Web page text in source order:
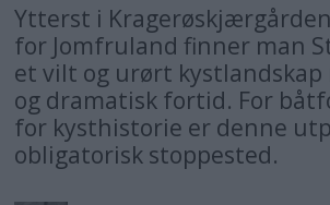
Ytterst i
for Jomfruland finner man
et vilt og urørt kystlandskap
og dramatisk fortid. For
for kysthistorie er denne
obligatorisk stoppested.